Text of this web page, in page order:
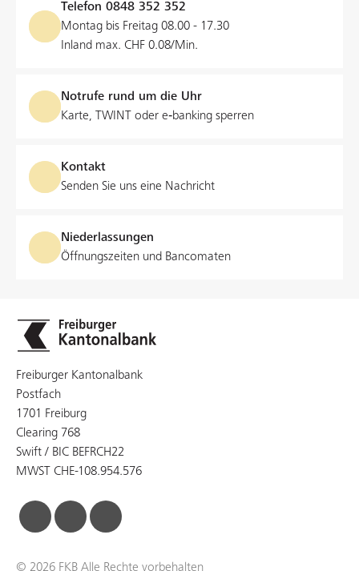
Telefon 0848 352 352
Montag bis Freitag 08.00 - 17.30
Inland max. CHF 0.08/Min.
Notrufe rund um die Uhr
Karte, TWINT oder e‑banking sperren
Kontakt
Senden Sie uns eine Nachricht
Niederlassungen
Öffnungszeiten und Bancomaten
Freiburger Kantonalbank
Postfach
1701 Freiburg
Clearing 768
Swift / BIC BEFRCH22
MWST CHE-108.954.576
© 2026 FKB Alle Rechte vorbehalten